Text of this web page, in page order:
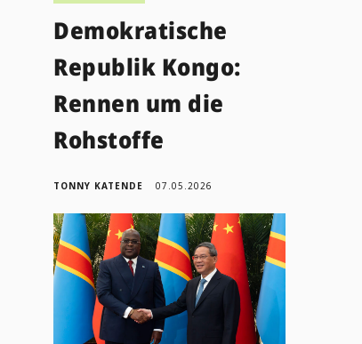
Demokratische
Republik Kongo:
Rennen um die
Rohstoffe
TONNY KATENDE 07.05.2026